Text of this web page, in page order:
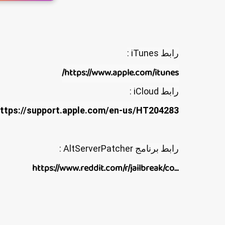
رابط iTunes :
https://www.apple.com/itunes/
رابط iCloud :
support.apple.com/en-us/HT204283
رابط برنامج AltServerPatcher :
https://www.reddit.com/r/jailbreak/co...